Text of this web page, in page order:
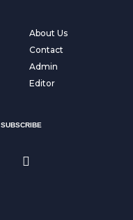
About Us
Contact
Admin
Editor
SUBSCRIBE